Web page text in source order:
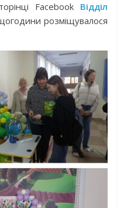
Facebook Відділ
розміщувалося